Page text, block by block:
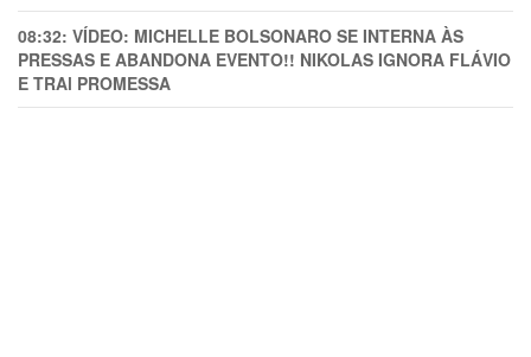
08:32: VÍDEO: MICHELLE BOLSONARO SE INTERNA ÀS
PRESSAS E ABANDONA EVENTO!! NIKOLAS IGNORA FLÁVIO
E TRAl PROMESSA